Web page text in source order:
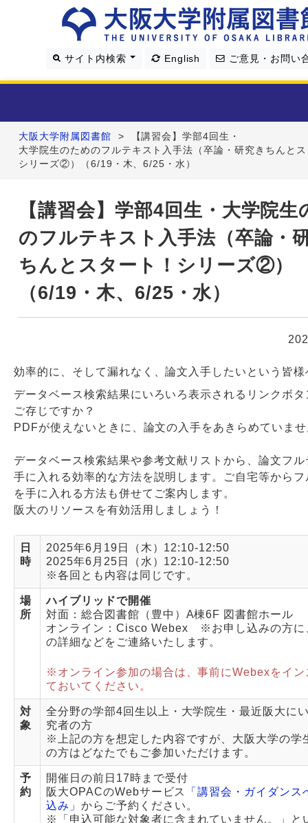
サイト内検索 English ご意見・お問い
利用案内
学習・研究支援
図書館について
4つの図書館
大阪大学附属図書館 >
【講習会】学部4回生・
大学院生のためのフルテキスト入手法（卒論・研究きちんと
シリーズ②）（6/19・木、6/25・水）
【講習会】学部4回生・大学院生
のフルテキスト入手法（卒論・
ちんとスタート！シリーズ②）
（6/19・木、6/25・水）
効率的に、そして漏れなく、論文入手したいという皆様
データベース検索結果にいろいろ表示されるリンクボ
ご存じですか？
PDFが使えないときに、論文の入手をあきらめていま
データベース検索結果や参考文献リストから、論文フ
手に入れる効率的な方法を説明します。ご自宅等から
を手に入れる方法も併せてご案内します。
阪大のリソースを有効活用しましょう！
日
時
2025年6月19日（木）12:10-12:50
2025年6月25日（水）12:10-12:50
※各回とも内容は同じです。
場
所
ハイブリッドで開催
対面：総合図書館（豊中）A棟6F 図書館ホール
オンライン：Cisco Webex ※お申し込みの方に
の詳細などをご連絡いたします。
※オンライン参加の場合は、事前にWebexをイン
ておいてください。
対
象
全分野の学部4回生以上・大学院生・最近阪大に
究者の方
※上記の方を想定した内容ですが、大阪大学の学
の方はどなたでもご参加いただけます。
予
約
開催日の前日17時まで受付
阪大OPACのWebサービス
「講習会・ガイダンス
込み」 からご予約ください。
※「申込可能な対象者に含まれていません。」と